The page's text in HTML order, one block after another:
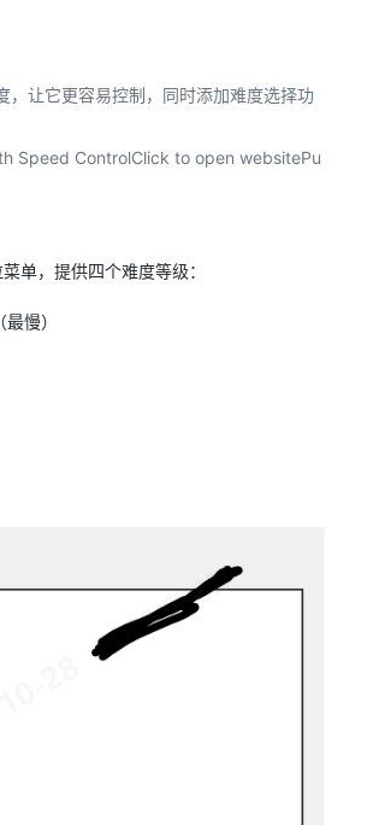
，让它更容易控制，同时添加难度选择功
Speed ControlClick to open websitePu
单，提供四个难度等级：
慢）